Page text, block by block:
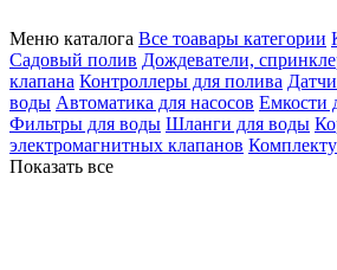
Меню каталога Все тоавары категории
Садовый полив Дождеватели,
клапана Контроллеры для полива
воды Автоматика для насосов Емкости
Фильтры для воды Шланги для воды
электромагнитных клапанов
Показать все